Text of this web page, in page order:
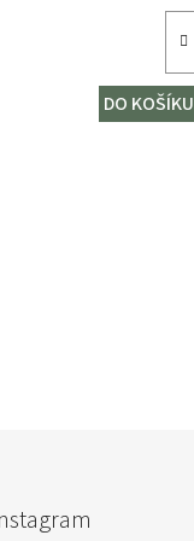
DO KOŠÍKU